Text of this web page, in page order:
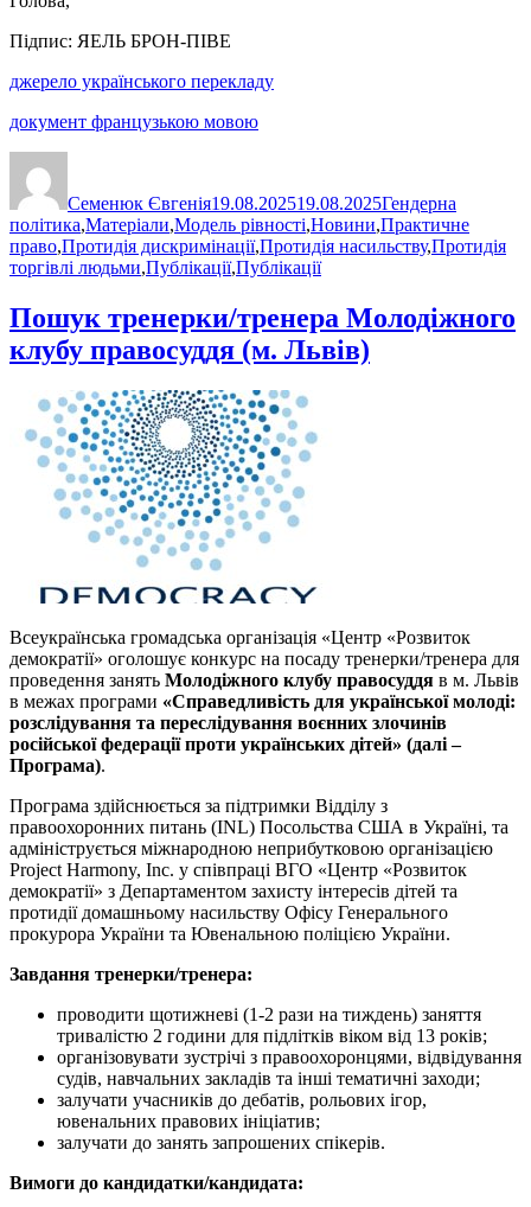
Підпис: ЯЕЛЬ БРОН-ПІВЕ
джерело українського перекладу
документ французькою мовою
Семенюк Євгенія19.08.202519.08.2025Гендерна
політика,Матеріали,Модель рівності,Новини,Практичне
право,Протидія дискримінації,Протидія насильству,Протидія
торгівлі людьми,Публікації,Публікації
Пошук тренерки/тренера Молодіжного
клубу правосуддя (м. Львів)
Всеукраїнська громадська організація «Центр «Розвиток
демократії» оголошує конкурс на посаду тренерки/тренера для
проведення занять Молодіжного клубу правосуддя в м. Львів
в межах програми «Справедливість для української молоді:
розслідування та переслідування воєнних злочинів
російської федерації проти українських дітей» (далі –
Програма).
Програма здійснюється за підтримки Відділу з
правоохоронних питань (INL) Посольства США в Україні, та
адмініструється міжнародною неприбутковою організацією
Project Harmony, Inc. у співпраці ВГО «Центр «Розвиток
демократії» з Департаментом захисту інтересів дітей та
протидії домашньому насильству Офісу Генерального
прокурора України та Ювенальною поліцією України.
Завдання тренерки/тренера:
проводити щотижневі (1-2 рази на тиждень) заняття
тривалістю 2 години для підлітків віком від 13 років;
організовувати зустрічі з правоохоронцями, відвідування
судів, навчальних закладів та інші тематичні заходи;
залучати учасників до дебатів, рольових ігор,
ювенальних правових ініціатив;
залучати до занять запрошених спікерів.
Вимоги до кандидатки/кандидата: